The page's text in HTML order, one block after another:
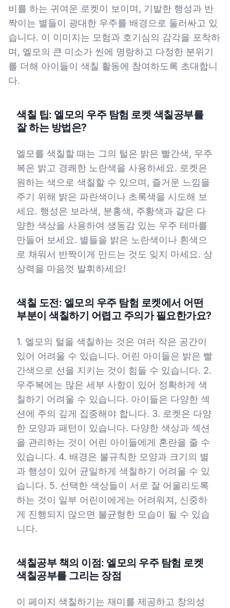
비를 하는 귀여운 로켓이 보이며, 기발한 행성과 반
짝이는 별들이 광대한 우주를 배경으로 둘러싸고 있
습니다. 이 이미지는 모험과 호기심의 감각을 포착하
며, 엘모의 큰 미소가 씬에 명랑하고 다정한 분위기
를 더해 아이들이 색칠 활동에 참여하도록 초대합니
다.
색칠 팁: 엘모의 우주 탐험 로켓 색칠공부를
잘 하는 방법은?
엘모를 색칠할 때는 그의 털은 밝은 빨간색, 우주
복은 밝고 경쾌한 노란색을 사용하세요. 로켓은
원하는 색으로 색칠할 수 있으며, 즐거운 느낌을
주기 위해 밝은 파란색이나 초록색을 시도해 보
세요. 행성은 보라색, 분홍색, 주황색과 같은 다
양한 색상을 사용하여 생동감 있는 우주 테마를
만들어 보세요. 별들을 밝은 노란색이나 흰색으
로 채워서 반짝이게 만드는 것도 잊지 마세요. 상
상력을 마음껏 발휘하세요!
색칠 도전: 엘모의 우주 탐험 로켓에서 어떤
부분이 색칠하기 어렵고 주의가 필요한가요?
1. 엘모의 털을 색칠하는 것은 여러 작은 공간이
있어 어려울 수 있습니다. 어린 아이들은 밝은 빨
간색으로 선을 지키는 것이 힘들 수 있습니다. 2.
우주복에는 많은 세부 사항이 있어 정확하게 색
칠하기 어려울 수 있습니다. 아이들은 다양한 섹
션에 주의 깊게 집중해야 합니다. 3. 로켓은 다양
한 모양과 패턴이 있습니다. 다양한 색상과 섹션
을 관리하는 것이 어린 아이들에게 혼란을 줄 수
있습니다. 4. 배경은 불규칙한 모양과 크기의 별
과 행성이 있어 균일하게 색칠하기 어려울 수 있
습니다. 5. 선택한 색상들이 서로 잘 어울리도록
하는 것이 일부 어린이에게는 어려워져, 신중하
게 진행되지 않으면 불균형한 모습이 될 수 있습
니다.
색칠공부 책의 이점: 엘모의 우주 탐험 로켓
색칠공부를 그리는 장점
이 페이지 색칠하기는 재미를 제공하고 창의성